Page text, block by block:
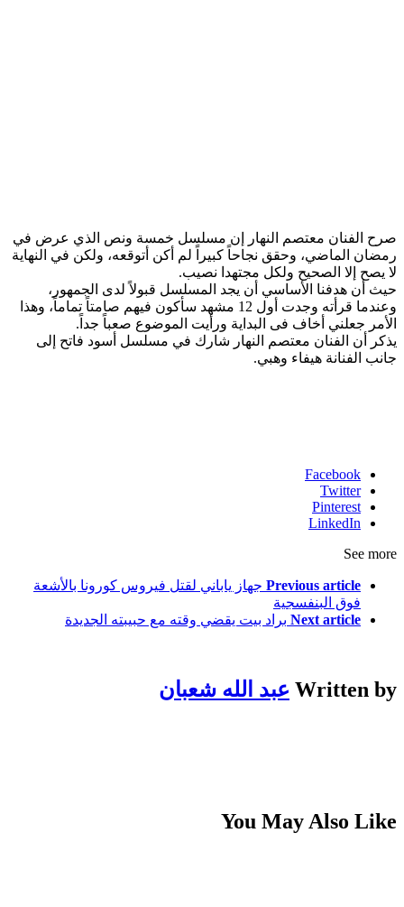
صرح الفنان معتصم النهار إن مسلسل خمسة ونص الذي عرض في
رمضان الماضي، وحقق نجاحاً كبيراً لم أكن أتوقعه، ولكن في النهاية
لا يصح إلا الصحيح ولكل مجتهدا نصيب.
حيث أن هدفنا الأساسي أن يجد المسلسل قبولاً لدى الجمهور،
وعندما قرأته وجدت أول 12 مشهد سأكون فيهم صامتاً تماماً، وهذا
الأمر جعلني أخاف فى البداية ورأيت الموضوع صعباً جداً.
يذكر أن الفنان معتصم النهار شارك في مسلسل أسود فاتح إلى
جانب الفنانة هيفاء وهبي.
Facebook
Twitter
Pinterest
LinkedIn
See more
Previous article جهاز ياباني لقتل فيروس كورونا بالأشعة
فوق البنفسجية
Next article براد بيت يقضي وقته مع حبيبته الجديدة
Written by عبد الله شعبان
You May Also Like